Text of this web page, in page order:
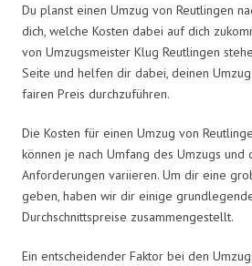
Du planst einen Umzug von Reutlingen
dich, welche Kosten dabei auf dich
von Umzugsmeister Klug Reutlingen
Seite und helfen dir dabei, deinen
fairen Preis durchzuführen.
Die Kosten für einen Umzug von
können je nach Umfang des Umzugs und
Anforderungen variieren. Um dir eine
geben, haben wir dir einige
Durchschnittspreise zusammengestellt.
Ein entscheidender Faktor bei den